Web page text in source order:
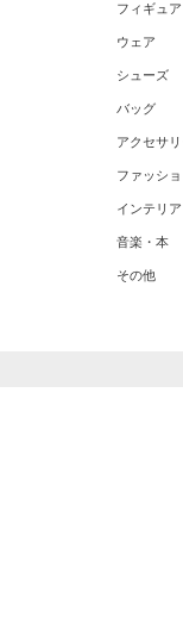
フィギュ
ウェア
シューズ
バッグ
アクセサ
ファッシ
インテリア
音楽・本
その他